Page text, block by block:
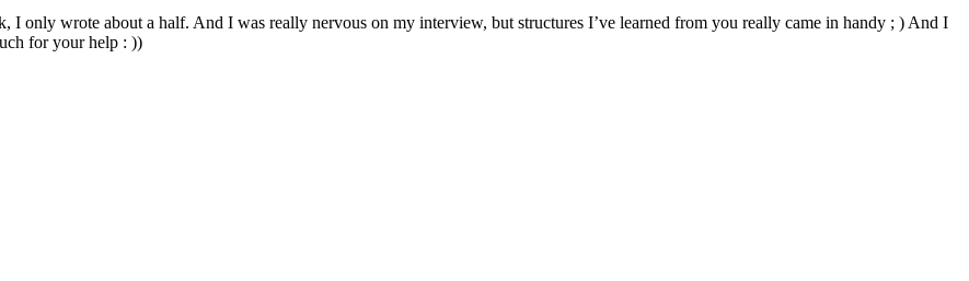
I only wrote about a half. And I was really nervous on my interview, but structures I’ve learned from you really came in handy ; ) And I
for your help : ))